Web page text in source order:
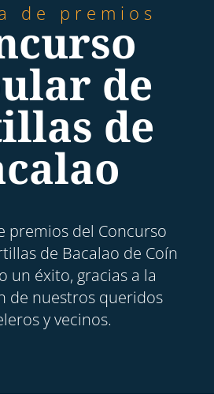
de premios
de
de
premios del Concurso
de Bacalao de Coín
un éxito, gracias a la
de nuestros queridos
y vecinos.